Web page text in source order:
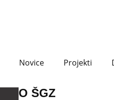
Novice Projekti
O ŠGZ